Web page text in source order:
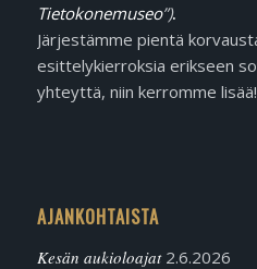
Tietokonemuseo”).
Järjestämme pientä
esittelykierroksia erikseen
yhteyttä, niin kerromme lisää!
AJANKOHTAISTA
Kesän aukioloajat 2.6.2026